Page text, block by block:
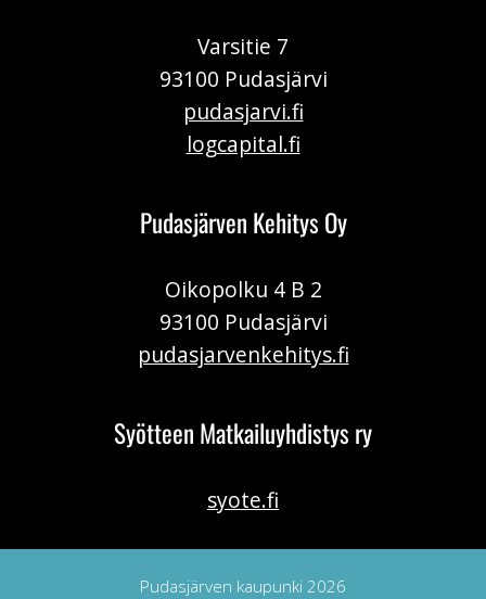
Varsitie 7
93100 Pudasjärvi
pudasjarvi.fi
logcapital.fi
Pudasjärven Kehitys Oy
Oikopolku 4 B 2
93100 Pudasjärvi
pudasjarvenkehitys.fi
Syötteen Matkailuyhdistys ry
syote.fi
Pudasjärven kaupunki 2026